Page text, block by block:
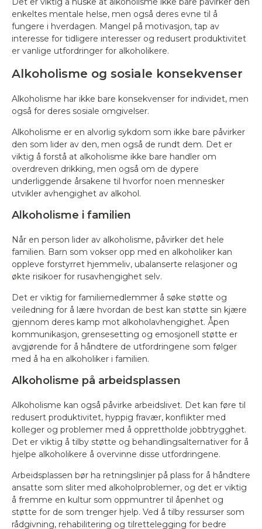
enkeltes mentale helse, men også deres evne til å
fungere i hverdagen. Mangel på motivasjon, tap av
interesse for tidligere interesser og redusert produktivitet
er vanlige utfordringer for alkoholikere.
Alkoholisme og sosiale konsekvenser
Alkoholisme har ikke bare konsekvenser for individet, men
også for deres sosiale omgivelser.
Alkoholisme er en alvorlig sykdom som ikke bare påvirker
den som lider av den, men også de rundt dem. Det er
viktig å forstå at alkoholisme ikke bare handler om
overdreven drikking, men også om de dypere
underliggende årsakene til hvorfor noen mennesker
utvikler avhengighet av alkohol.
Alkoholisme i familien
Når en person lider av alkoholisme, påvirker det hele
familien. Barn som vokser opp med en alkoholiker kan
oppleve forstyrret hjemmeliv, ubalanserte relasjoner og
økte risikoer for rusavhengighet selv.
Det er viktig for familiemedlemmer å søke støtte og
veiledning for å lære hvordan de best kan støtte sin kjære
gjennom deres kamp mot alkoholavhengighet. Åpen
kommunikasjon, grensesetting og emosjonell støtte er
avgjørende for å håndtere de utfordringene som følger
med å ha en alkoholiker i familien.
Alkoholisme på arbeidsplassen
Alkoholisme kan også påvirke arbeidslivet. Det kan føre til
redusert produktivitet, hyppig fravær, konflikter med
kolleger og problemer med å opprettholde jobbtrygghet.
Det er viktig å tilby støtte og behandlingsalternativer for å
hjelpe alkoholikere å overvinne disse utfordringene.
Arbeidsplassen bør ha retningslinjer på plass for å håndtere
ansatte som sliter med alkoholproblemer, og det er viktig
å fremme en kultur som oppmuntrer til åpenhet og
støtte for de som trenger hjelp. Ved å tilby ressurser som
rådgivning, rehabilitering og tilrettelegging for bedre